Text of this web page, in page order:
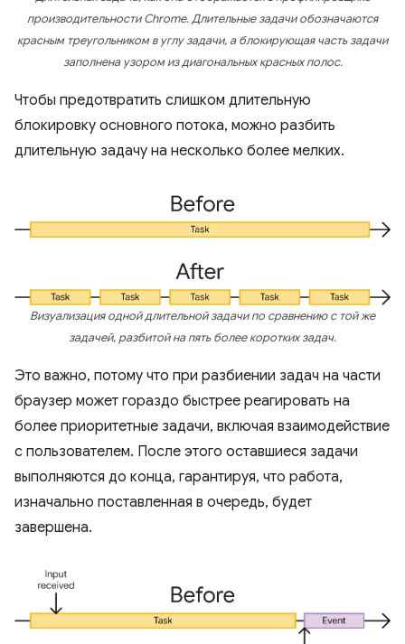
производительности Chrome. Длительные задачи обозначаются
красным треугольником в углу задачи, а блокирующая часть задачи
заполнена узором из диагональных красных полос.
Чтобы предотвратить слишком длительную
блокировку основного потока, можно разбить
длительную задачу на несколько более мелких.
Визуализация одной длительной задачи по сравнению с той же
задачей, разбитой на пять более коротких задач.
Это важно, потому что при разбиении задач на части
браузер может гораздо быстрее реагировать на
более приоритетные задачи, включая взаимодействие
с пользователем. После этого оставшиеся задачи
выполняются до конца, гарантируя, что работа,
изначально поставленная в очередь, будет
завершена.